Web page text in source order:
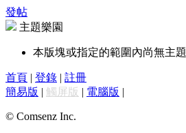
發帖
主題樂園
本版塊或指定的範圍內尚無主題
首頁 | 登錄 | 註冊
簡易版 | 觸屏版 | 電腦版 |
© Comsenz Inc.